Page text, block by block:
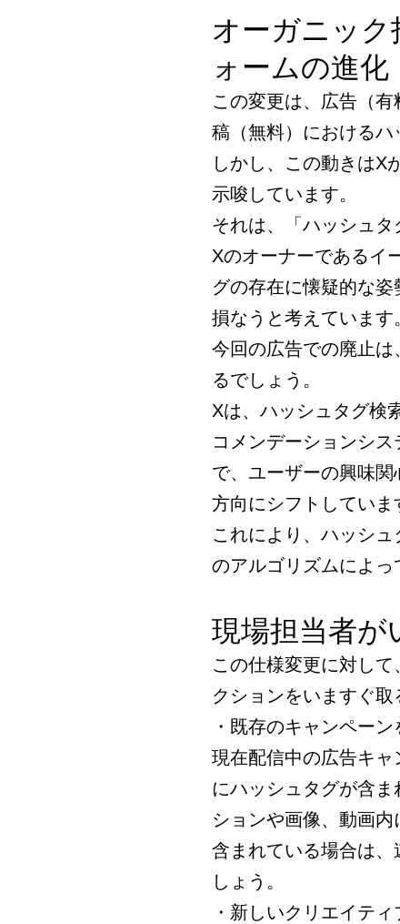
オーガニッ
ォームの進化
この変更は、広告（
稿（無料）におけるハ
しかし、この動きはX
示唆しています。
それは、「ハッシュタ
Xのオーナーであるイ
グの存在に懐疑的な
損なうと考えています
今回の広告での廃止は
るでしょう。
Xは、ハッシュタグ検
コメンデーションシ
で、ユーザーの興味
方向にシフトしていま
これにより、ハッシ
のアルゴリズムによっ
現場担当者
この仕様変更に対し
クションをいますぐ取
・既存のキャンペー
現在配信中の広告キ
にハッシュタグが含
ションや画像、動画内
含まれている場合は、
しょう。
・新しいクリエイテ